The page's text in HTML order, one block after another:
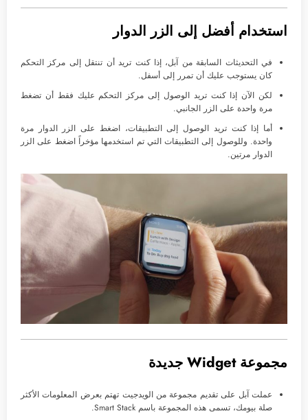
استخدام أفضل إلى الزر الدوار
في التحديثات السابقة من آبل، إذا كنت تريد أن تنتقل إلى مركز التحكم
كان يستوجب عليك أن تمرر إلى أسفل.
لكن الآن إذا كنت تريد الوصول إلى مركز التحكم عليك فقط أن تضغط
مرة واحدة على الزر الجانبي.
أما إذا كنت تريد الوصول إلى التطبيقات، اضغط على الزر الدوار مرة
واحدة. وللوصول إلى التطبيقات التي تم استخدمها مؤخراً اضغط على الزر
الدوار مرتين.
مجموعة Widget جديدة
عملت آبل على تقديم مجموعة من الويدجيت تهتم بعرض المعلومات الأكثر
صلة بيومك، تسمى هذه المجموعة باسم Smart Stack.